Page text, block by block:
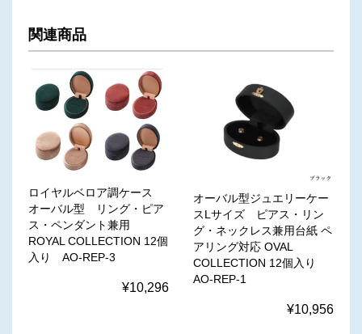
関連商品
ロイヤルベロア調ケース
オーバル型 リング・ピア
ス・ペンダント兼用
ROYAL COLLECTION 12個
入り AO-REP-3
¥10,296
オーバル型ジュエリーケー
スLサイズ ピアス・リン
グ・ネックレス兼用台紙 ペ
アリング対応 OVAL
COLLECTION 12個入り
AO-REP-1
¥10,956